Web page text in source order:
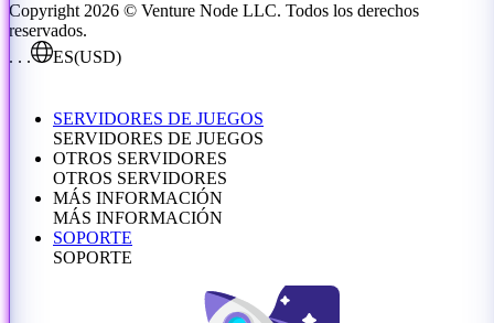
Copyright 2026 © Venture Node LLC. Todos los derechos
reservados.
. . .
ES(USD)
SERVIDORES DE JUEGOS
SERVIDORES DE JUEGOS
OTROS SERVIDORES
OTROS SERVIDORES
MÁS INFORMACIÓN
MÁS INFORMACIÓN
SOPORTE
SOPORTE